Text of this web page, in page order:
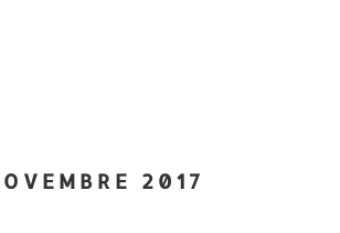
2017